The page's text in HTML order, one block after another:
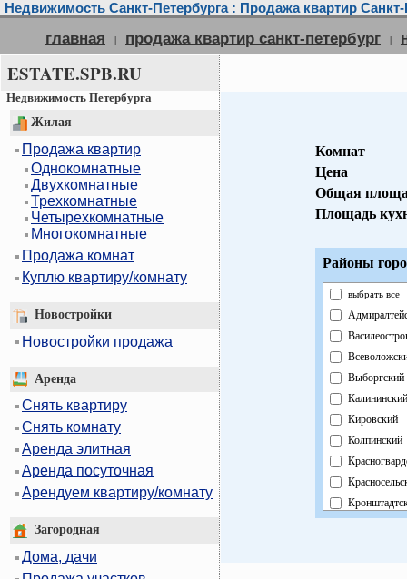
Недвижимость Санкт-Петербурга : Продажа квартир Санкт-
главная | продажа квартир санкт-петербург |
ESTATE.SPB.RU
Недвижимость Петербурга
Жилая
Продажа квартир
Однокомнатные
Двухкомнатные
Трехкомнатные
Четырехкомнатные
Многокомнатные
Продажа комнат
Куплю квартиру/комнату
Новостройки
Новостройки продажа
Аренда
Снять квартиру
Снять комнату
Аренда элитная
Аренда посуточная
Арендуем квартиру/комнату
Загородная
Дома, дачи
Комнат
Цена
Общая
Площадь
Районы
выбрать все
Выборгский
Калининский
Кировский
Колпинский